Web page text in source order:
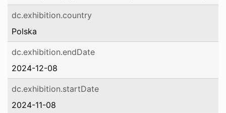
dc.exhibition.country
Polska
dc.exhibition.endDate
2024-12-08
dc.exhibition.startDate
2024-11-08